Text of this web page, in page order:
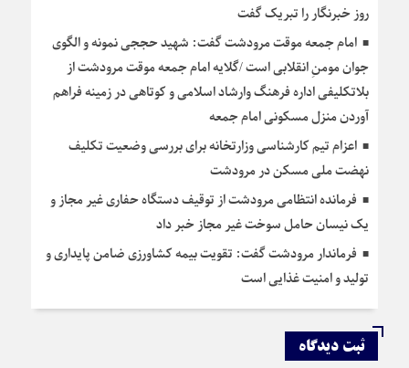
روز خبرنگار را تبریک گفت
امام جمعه موقت مرودشت گفت: شهید حججی نمونه و الگوی
جوان مومنِ انقلابی است /گلایه امام جمعه موقت مرودشت از
بلاتکلیفی اداره فرهنگ وارشاد اسلامی و کوتاهی در زمینه فراهم
آوردن منزل مسکونی امام جمعه
اعزام تیم کارشناسی وزارتخانه برای بررسی وضعیت تکلیف
نهضت ملی مسکن در مرودشت
فرمانده انتظامی مرودشت از توقیف دستگاه حفاری غیر مجاز و
یک نیسان حامل سوخت غیر مجاز خبر داد
فرماندار مرودشت گفت: تقویت بیمه کشاورزی ضامن پایداری و
تولید و امنیت غذایی است
ثبت دیدگاه